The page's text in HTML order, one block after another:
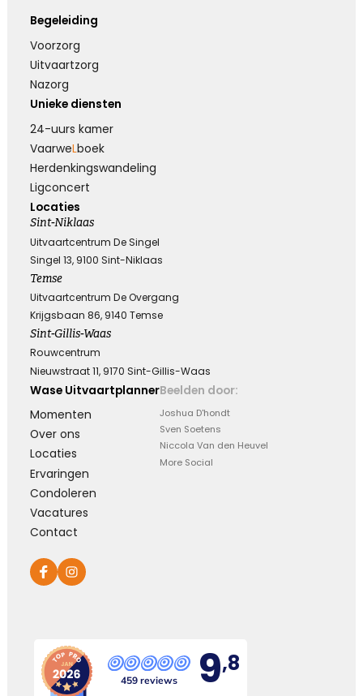
Begeleiding
Voorzorg
Uitvaartzorg
Nazorg
Unieke diensten
24-uurs kamer
VaarweLboek
Herdenkings­wandeling
Ligconcert
Locaties
Sint-Niklaas
Uitvaartcentrum De Singel
Singel 13, 9100 Sint-Niklaas
Temse
Uitvaartcentrum De Overgang
Krijgsbaan 86, 9140 Temse
Sint-Gillis-Waas
Rouwcentrum
Nieuwstraat 11, 9170 Sint-Gillis-Waas
Wase Uitvaartplanner
Momenten
Over ons
Locaties
Ervaringen
Condoleren
Vacatures
Contact
Beelden door:
Joshua D'hondt
Sven Soetens
Niccola Van den Heuvel
More Social
459 reviews 9,8